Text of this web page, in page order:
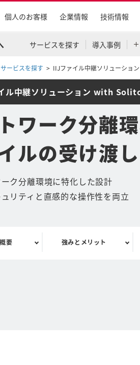
個人のお客様 企業情報 技術情報
サービスを探す 導入事例
サービスを探す IIJファイル中継ソリューショ
ル中継ソリューション with
ワーク分離
ルの受け渡
ク分離環境に特化した設計
リティと直感的な操作性を両立
要 強みとメリット